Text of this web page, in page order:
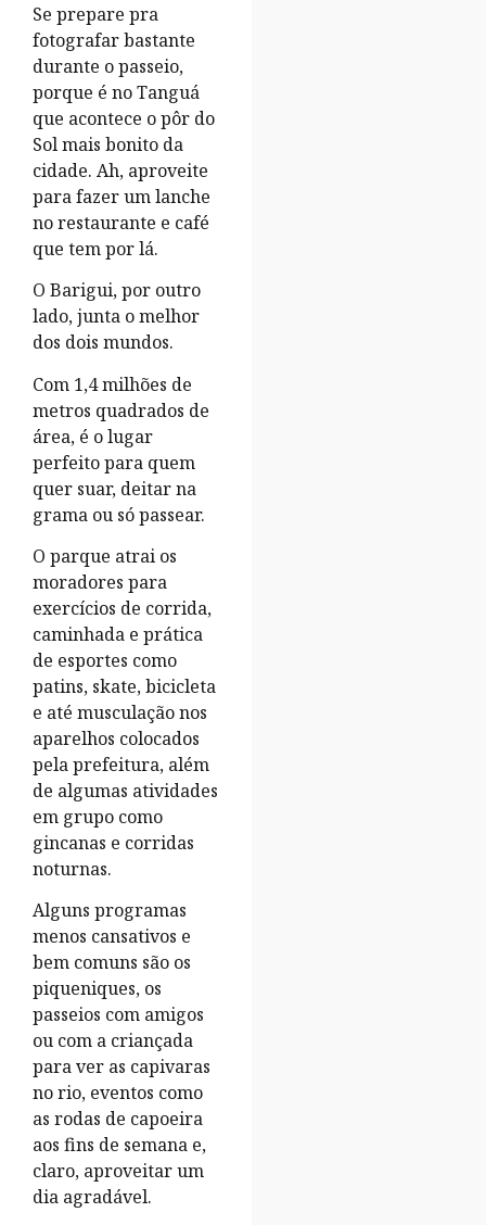
Se prepare pra
fotografar bastante
durante o passeio,
porque é no Tanguá
que acontece o pôr do
Sol mais bonito da
cidade. Ah, aproveite
para fazer um lanche
no restaurante e café
que tem por lá.
O Barigui, por outro
lado, junta o melhor
dos dois mundos.
Com 1,4 milhões de
metros quadrados de
área, é o lugar
perfeito para quem
quer suar, deitar na
grama ou só passear.
O parque atrai os
moradores para
exercícios de corrida,
caminhada e prática
de esportes como
patins, skate, bicicleta
e até musculação nos
aparelhos colocados
pela prefeitura, além
de algumas atividades
em grupo como
gincanas e corridas
noturnas.
Alguns programas
menos cansativos e
bem comuns são os
piqueniques, os
passeios com amigos
ou com a criançada
para ver as capivaras
no rio, eventos como
as rodas de capoeira
aos fins de semana e,
claro, aproveitar um
dia agradável.